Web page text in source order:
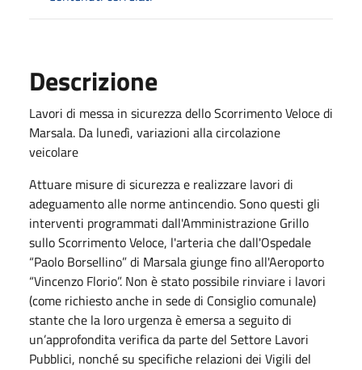
Descrizione
Lavori di messa in sicurezza dello Scorrimento Veloce di
Marsala. Da lunedì, variazioni alla circolazione
veicolare
Attuare misure di sicurezza e realizzare lavori di
adeguamento alle norme antincendio. Sono questi gli
interventi programmati dall'Amministrazione Grillo
sullo Scorrimento Veloce, l'arteria che dall'Ospedale
“Paolo Borsellino” di Marsala giunge fino all'Aeroporto
“Vincenzo Florio”. Non è stato possibile rinviare i lavori
(come richiesto anche in sede di Consiglio comunale)
stante che la loro urgenza è emersa a seguito di
un’approfondita verifica da parte del Settore Lavori
Pubblici, nonché su specifiche relazioni dei Vigili del